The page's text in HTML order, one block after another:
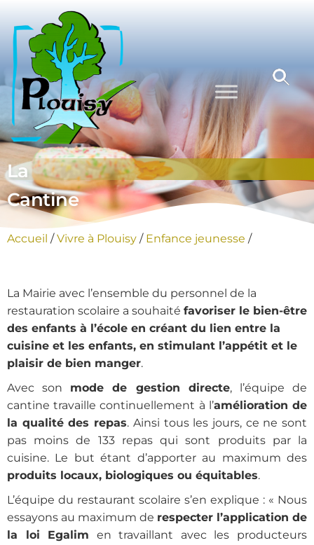
Commune
de Plouisy
Guingamp
La
Cantine
Accueil /Vivre à Plouisy / Enfance jeunesse /
La Mairie avec l’ensemble du personnel de la
restauration scolaire a souhaité favoriser le bien-être
des enfants à l’école en créant du lien entre la
cuisine et les enfants, en stimulant l’appétit et le
plaisir de bien manger.
Avec son mode de gestion directe, l’équipe de
cantine travaille continuellement à l’amélioration de
la qualité des repas. Ainsi tous les jours, ce ne sont
pas moins de 133 repas qui sont produits par la
cuisine. Le but étant d’apporter au maximum des
produits locaux, biologiques ou équitables.
L’équipe du restaurant scolaire s’en explique : « Nous
essayons au maximum de respecter l’application de
la loi Egalim en travaillant avec les producteurs